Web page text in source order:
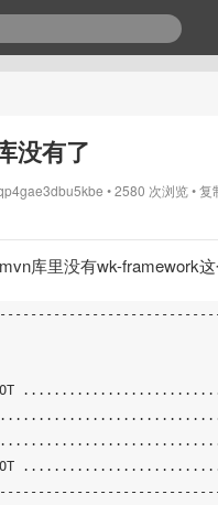
没有了
2580 次浏览 复
库里没有wk-framework